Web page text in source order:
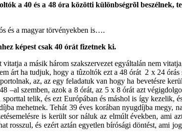
a 40 és a 48 óra közötti különbségrõl beszélnek,
és a magyar törvényekben is….
képest csak 40 órát fizetnek ki.
a másik három szakszervezet egyáltalán nem
árt ha tudjuk, hogy a tûzoltók ezt a 48 órát 2 x 24 órás
az, az egy feladatuk van hogy ha bevetésre
–al szemben, azok a 8 órát, az 5 x 8 órát azt
telik, és ezt Európában és máshol is így kezelik,
mehetnek. Tehát 39 éves korában nyugdíjba megy,
is került sor náluk az elmúlt években, ami
rosszul, és ezért aztán egyetlen bírósági döntést, ami